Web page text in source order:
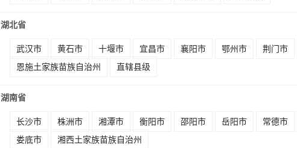
湖北省
武汉市 黄石市 十堰市 宜昌市 襄阳市 鄂州市 荆门市
恩施土家族苗族自治州
直辖县级
湖南省
长沙市 株洲市 湘潭市 衡阳市 邵阳市 岳阳市 常德市
娄底市
湘西土家族苗族自治州